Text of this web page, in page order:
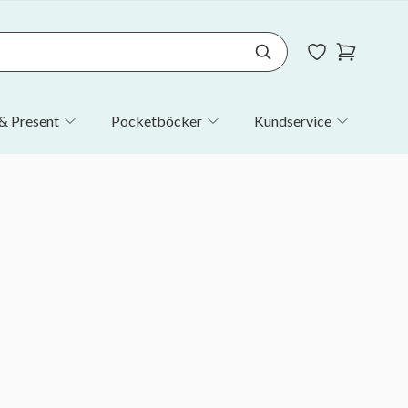
Present Pocketböcker Kundservice